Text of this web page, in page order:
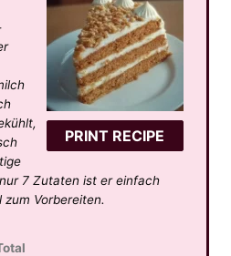
PRINT RECIPE
7 Zutaten ist er einfach
Vorbereiten.